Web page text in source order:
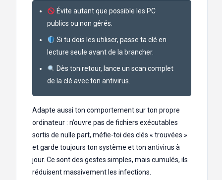
Évite autant que possible les PC
publics ou non gérés.
Si tu dois les utiliser, passe ta clé en
lecture seule avant de la brancher.
Dès ton retour, lance un scan complet
de la clé avec ton antivirus.
Adapte aussi ton comportement sur ton propre
ordinateur : n’ouvre pas de fichiers exécutables
sortis de nulle part, méfie-toi des clés « trouvées »
et garde toujours ton système et ton antivirus à
jour. Ce sont des gestes simples, mais cumulés, ils
réduisent massivement les infections.